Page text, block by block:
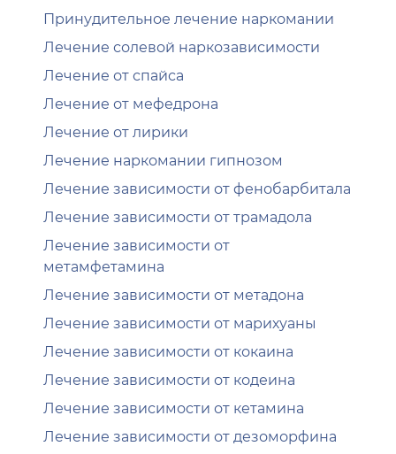
Принудительное лечение наркомании
Лечение солевой наркозависимости
Лечение от спайса
Лечение от мефедрона
Лечение от лирики
Лечение наркомании гипнозом
Лечение зависимости от фенобарбитала
Лечение зависимости от трамадола
Лечение зависимости от
метамфетамина
Лечение зависимости от метадона
Лечение зависимости от марихуаны
Лечение зависимости от кокаина
Лечение зависимости от кодеина
Лечение зависимости от кетамина
Лечение зависимости от дезоморфина